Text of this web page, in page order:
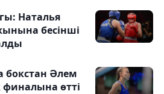
Наталья
бесінші
бокстан Әлем
өтті